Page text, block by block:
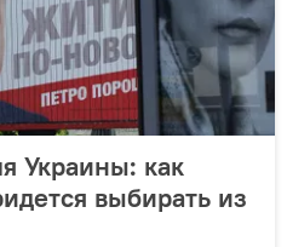
Украины: как
выбирать из